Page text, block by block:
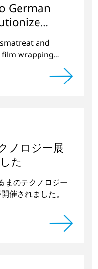
German
in the
and
film wrapping
ノロジー展
た
まのテクノロジー
催されました。